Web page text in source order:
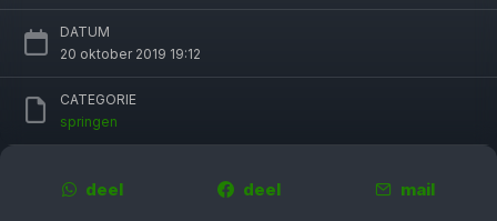
DATUM
20 oktober 2019 19:12
CATEGORIE
springen
deel deel mail